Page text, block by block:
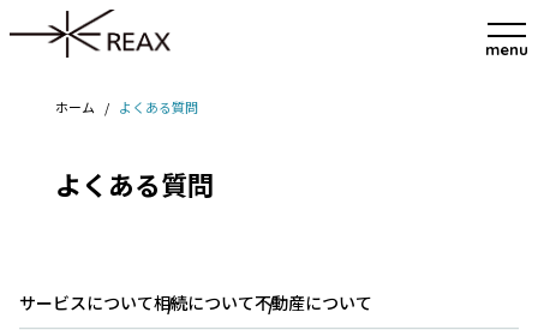
menu
ホーム / よくある質問
よくある質問
サービスについて相続について不動産について